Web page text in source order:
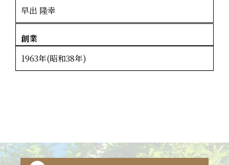
早出 隆幸
創業
1963年(昭和38年)